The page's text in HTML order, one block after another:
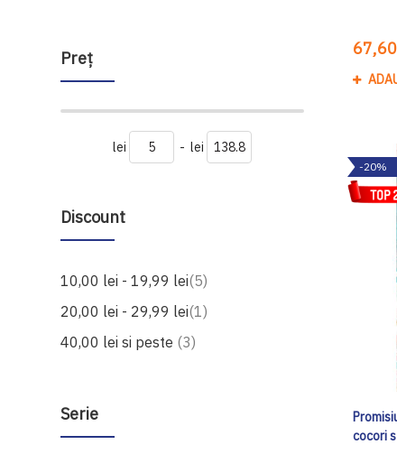
Preţ
lei - lei
Discount
10,00 lei -19,99 lei 5produse
20,00 lei - 29,99 lei 1produs
40,00 lei si peste 3produse
Serie
-20%
cocori